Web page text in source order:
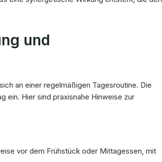
und
an einer regelmäßigen Tagesroutine. Die
ein. Hier sind praxisnahe Hinweise zur
vor dem Frühstück oder Mittagessen, mit